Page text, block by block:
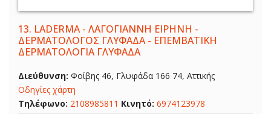
13. LADERMA - ΛΑΓΟΓΙΑΝΝΗ ΕΙΡΗΝΗ -
ΔΕΡΜΑΤΟΛΟΓΟΣ ΓΛΥΦΑΔΑ - ΕΠΕΜΒΑΤΙΚΗ
ΔΕΡΜΑΤΟΛΟΓΙΑ ΓΛΥΦΑΔΑ
Διεύθυνση: Φοίβης 46, Γλυφάδα 166 74, Αττικής
Οδηγίες χάρτη
Τηλέφωνο: 2108985811 Κινητό: 6974123978